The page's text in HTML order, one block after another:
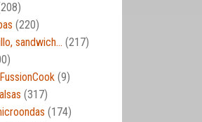
(220)
sandwich… (217)
(9)
(317)
(174)